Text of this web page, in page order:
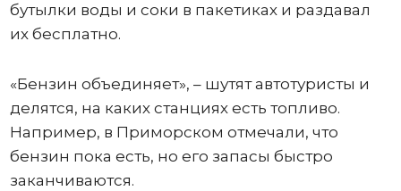
бутылки воды и соки в пакетиках и раздавал
их бесплатно.
«Бензин объединяет», – шутят автотуристы и
делятся, на каких станциях есть топливо.
Например, в Приморском отмечали, что
бензин пока есть, но его запасы быстро
заканчиваются.